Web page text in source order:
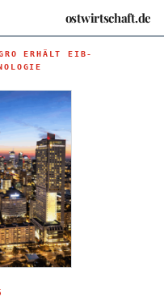
ostwirtschaft.de
ERHÄLT EIB-